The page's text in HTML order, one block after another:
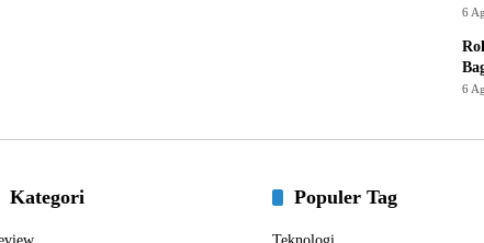
6
6
Kategori Populer Tag